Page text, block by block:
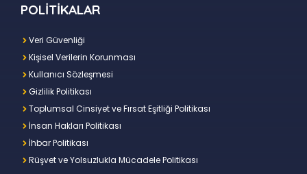
POLİTİKALAR
Veri Güvenliği
Kişisel Verilerin Korunması
Kullanıcı Sözleşmesi
Gizlilik Politikası
Toplumsal Cinsiyet ve Fırsat Eşitliği Politikası
İnsan Hakları Politikası
İhbar Politikası
Rüşvet ve Yolsuzlukla Mücadele Politikası